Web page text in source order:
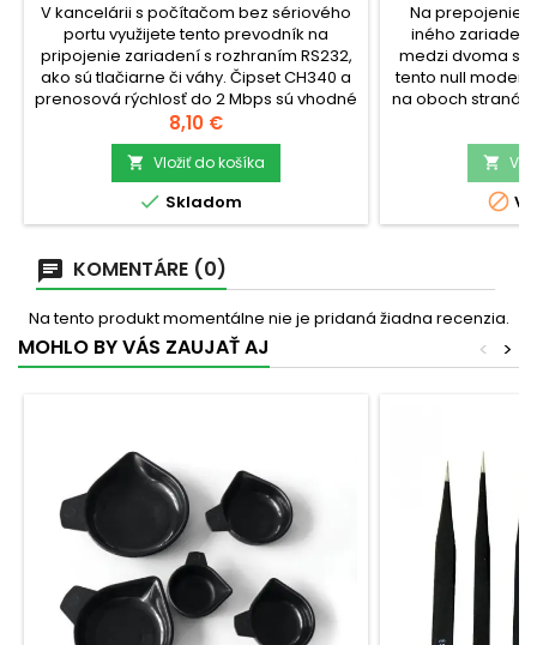
V kancelárii s počítačom bez sériového
portu využijete tento prevodník na
pripojenie zariadení s rozhraním RS232,
ako sú tlačiarne či váhy. Čipset CH340 a
prenosová rýchlosť do 2 Mbps sú vhodné
pre stabilný prenos dát, pričom
kompaktný 60 cm kábel sa dobre zmestí
za stôl alebo k
zariadeniu.check_circleTyp: Prevodník
USB na
RS232check_circleKompatibilita:...
Cena
8,10 €
 Vložiť do košíka
 Skladom
Na prepojenie
iného
medzi dvoma
tento null modem
na oboch
umiestnenými
Null
DB9F/
Prepojenie


KOMENTÁRE (0)
Na tento produkt momentálne nie je pridaná žiadna recenzia.
MOHLO BY VÁS ZAUJAŤ AJ >
<